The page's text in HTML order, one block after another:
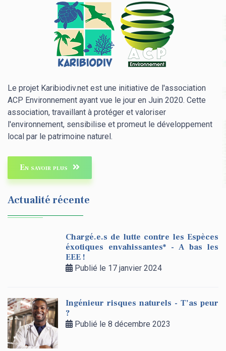
Le projet Karibiodiv.net est une initiative de l'association
ACP Environnement ayant vue le jour en Juin 2020. Cette
association, travaillant à protéger et valoriser
l'environnement, sensibilise et promeut le développement
local par le patrimoine naturel.
En savoir plus
Actualité récente
Chargé.e.s de lutte contre les Espèces
éxotiques envahissantes* - A bas les
EEE !
Publié le 17 janvier 2024
Ingénieur risques naturels - T’as peur
?
Publié le 8 décembre 2023